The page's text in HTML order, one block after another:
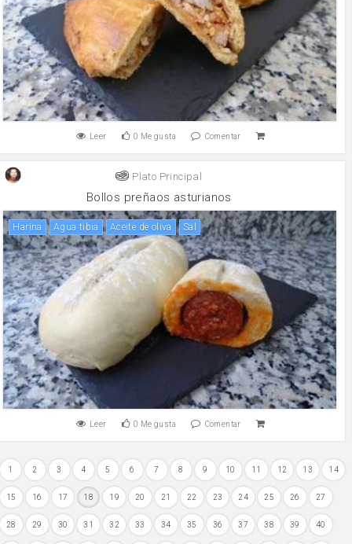
Leer 0 Me gusta Comentar
Plato Principal
Bollos preñaos asturianos
harina Agua tibia aceite de oliva sal
Leer 0 Me gusta Comentar
1 2 3 4 5 6 7 8 9 10 11 12 13 14
15 16 17 18 19 20 21 22 23 24 25 26 27
28 29 30 31 32 33 34 35 36 37 38 39 40